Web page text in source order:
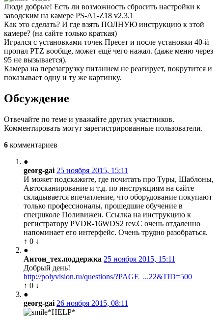
Люди добрые! Есть ли возможность сбросить настройки к
заводским на камере PS-A1-Z18 v2.3.1
Как это сделать? И где взять ПОЛНУЮ инструкцию к этой
камере? (на сайте только краткая)
Игрался с установками точек Пресет и после установки 40-й
пропал PTZ вообще, может ещё чего нажал. (даже меню через
95 не вызывается).
Камера на перезагрузку питанием не реагирует, покрутится и
показывает одну и ту же картинку.
Обсуждение
Отвечайте по теме и уважайте других участников.
Комментировать могут зарегистрированные пользователи.
6 комментариев
●
georg-gai 25 ноября 2015, 15:11
И может подскажите, где почитать про Туры, Шаблоны,
Автосканирование и т.д. по инструкциям на сайте
складывается впечатление, что оборудование покупают
только профессионалы, прошедшие обучение в
спецшколе Поливижен. Ссылка на инструкцию к
регистратору PVDR-16WDS2 rev.С очень отдаленно
напоминает его интерфейс. Очень трудно разобраться.
↑ 0 ↓
●
Антон_тех.поддержка 25 ноября 2015, 15:11
Добрый день!
http://polyvision.ru/questions/?PAGE_...22&TID=500
↑ 0 ↓
●
georg-gai 26 ноября 2015, 08:11